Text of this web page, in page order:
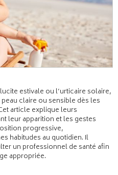
estivale ou l’urticaire solaire,
claire ou sensible dès les
article explique leurs
leur apparition et les gestes
progressive,
habitudes au quotidien. Il
un professionnel de santé afin
appropriée.